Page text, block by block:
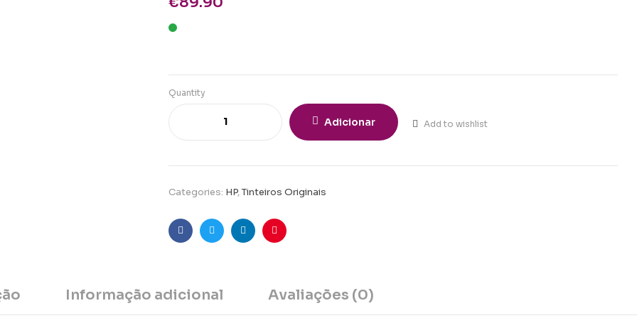
Quantity
Adicionar Add to wishlist
Categories: HP,Tinteiros Originais
FacebookTwitterLinkedinPinterest
Informação adicional Avaliações (0)